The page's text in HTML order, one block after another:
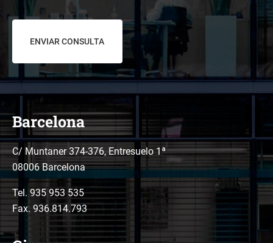
datos
Barcelona
C/ Muntaner 374-376, Entresuelo 1ª
08006 Barcelona
Tel. 935 953 535
Fax. 936.814.793